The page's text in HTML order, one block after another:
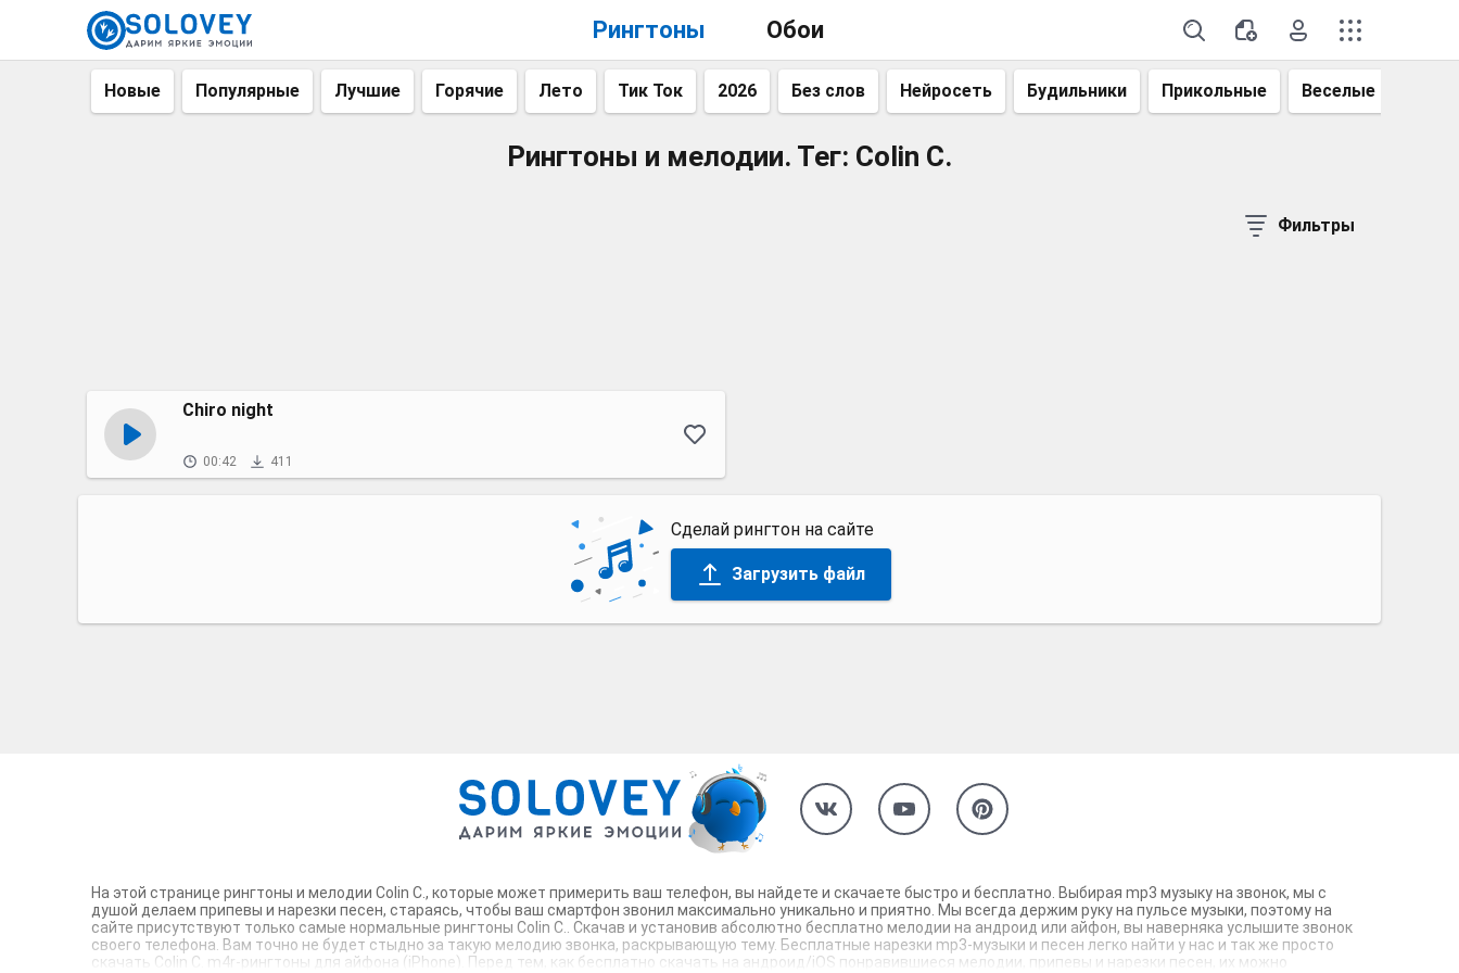
Рингтоны Обои
Новые Популярные Лучшие Горячие Лето Тик Ток 2026 Без слов Нейросеть Будильники Прикольные Веселые
Рингтоны и мелодии. Тег: Colin C.
Фильтры
Chiro night
00:42 411
Сделай рингтон на сайте
Загрузить файл
На этой странице рингтоны и мелодии Colin C., которые может примерить ваш телефон, вы найдете и скачаете быстро и бесплатно. Выбирая mp3 музыку на звонок, мы с
душой делаем припевы и нарезки песен, стараясь, чтобы ваш смартфон звонил максимально уникально и приятно. Мы всегда держим руку на пульсе музыки, поэтому на
сайте присутствуют только самые нормальные рингтоны Colin C.. Скачав и установив абсолютно бесплатно мелодии на андроид или айфон, вы наверняка услышите звонок
своего телефона. Вам точно не будет стыдно за такую мелодию звонка, раскрывающую тему. Бесплатные нарезки mp3-музыки и песен легко найти у нас и так же просто
скачать Colin C. m4r-рингтоны для айфона (iPhone). Перед тем, как бесплатно скачать на андроид/iOS понравившиеся мелодии, припевы и нарезки песен, их можно